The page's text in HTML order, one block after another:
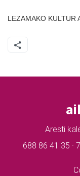
LEZAMAKO KULTUR
Aresti
688 86 41 35 ·